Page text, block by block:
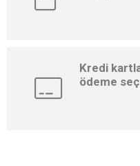
Kredi
ödeme